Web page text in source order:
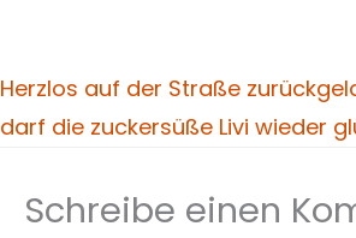
Herzlos auf der Straße
darf die zuckersüße Livi wieder
Schreibe einen